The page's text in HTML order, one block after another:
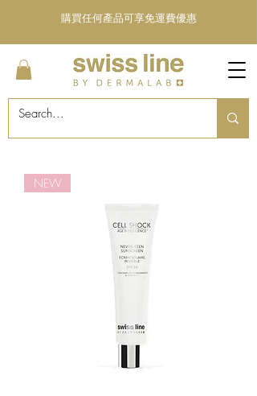
購買任何產品可享免運費優惠
NEW